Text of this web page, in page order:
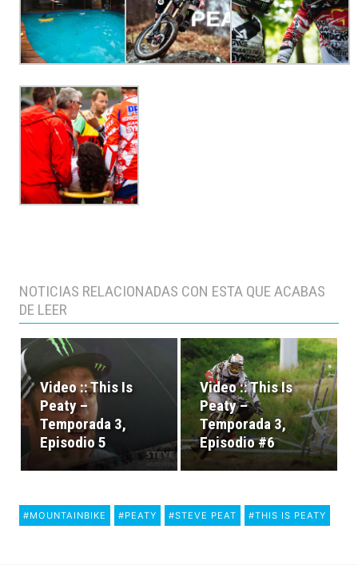
NOTICIAS RELACIONADAS CON ESTA QUE ACABAS
DE LEER
Video :: This Is
Peaty –
Temporada 3,
Episodio 5
Video :: This Is
Peaty –
Temporada 3,
Episodio #6
#MOUNTAINBIKE #PEATY #STEVE PEAT #THIS IS PEATY